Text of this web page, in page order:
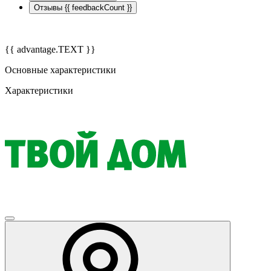
Отзывы {{ feedbackCount }}
{{ advantage.TEXT }}
Основные характеристики
Характеристики